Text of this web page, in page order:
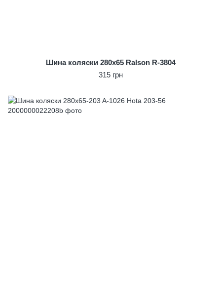
Шина коляски 280x65 Ralson R-3804
315 грн